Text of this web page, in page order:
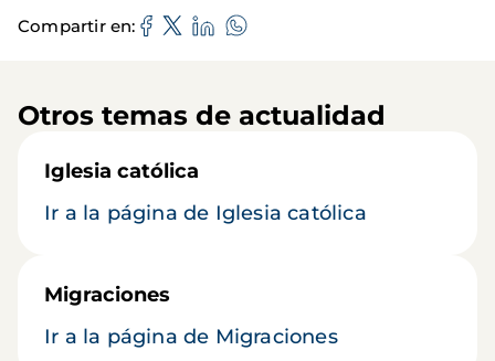
Compartir en
Otros temas de actualidad
Iglesia católica
Ir a la página de Iglesia católica
Migraciones
Ir a la página de Migraciones